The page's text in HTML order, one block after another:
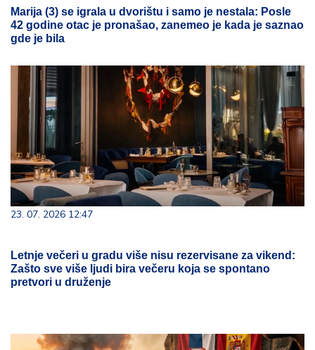
Marija (3) se igrala u dvorištu i samo je nestala: Posle
42 godine otac je pronašao, zanemeo je kada je saznao
gde je bila
23. 07. 2026 12:47
Letnje večeri u gradu više nisu rezervisane za vikend:
Zašto sve više ljudi bira večeru koja se spontano
pretvori u druženje